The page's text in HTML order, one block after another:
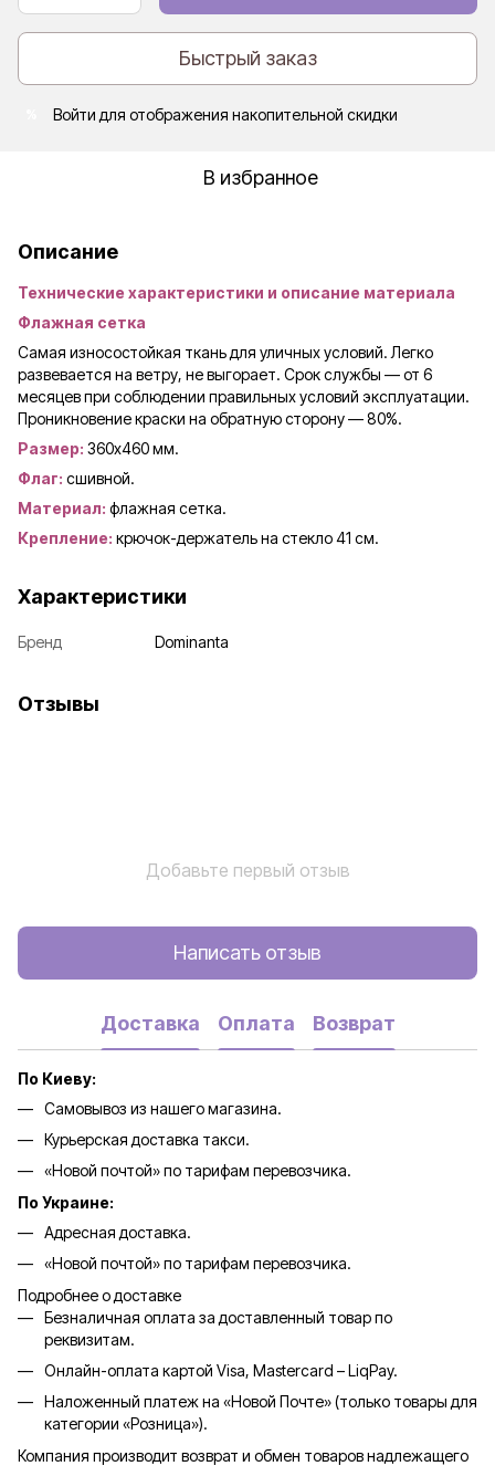
Быстрый заказ
Войти для отображения накопительной скидки
В избранное
Описание
Технические характеристики и описание материала
Флажная сетка
Самая износостойкая ткань для уличных условий. Легко
развевается на ветру, не выгорает. Срок службы — от 6
месяцев при соблюдении правильных условий эксплуатации.
Проникновение краски на обратную сторону — 80%.
Размер: 360x460 мм.
Флаг: сшивной.
Материал: флажная сетка.
Крепление: крючок-держатель на стекло 41 см.
Характеристики
Бренд Dominanta
Отзывы
Добавьте первый отзыв
Написать отзыв
Доставка Оплата Возврат
По Киеву:
Самовывоз из нашего магазина.
Курьерская доставка такси.
«Новой почтой» по тарифам перевозчика.
По Украине:
Адресная доставка.
«Новой почтой» по тарифам перевозчика.
Подробнее о доставке
Безналичная оплата за доставленный товар по
реквизитам.
Онлайн-оплата картой Visa, Mastercard – LiqPay.
Наложенный платеж на «Новой Почте» (только товары для
категории «Розница»).
Компания производит возврат и обмен товаров надлежащего